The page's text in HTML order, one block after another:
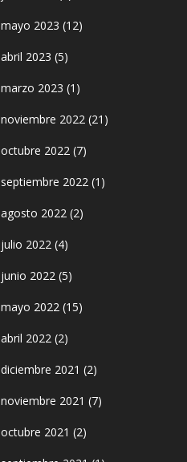
mayo 2023 (12)
abril 2023 (5)
marzo 2023 (1)
noviembre 2022 (21)
octubre 2022 (7)
septiembre 2022 (1)
agosto 2022 (2)
julio 2022 (4)
junio 2022 (5)
mayo 2022 (15)
abril 2022 (2)
diciembre 2021 (2)
noviembre 2021 (7)
octubre 2021 (2)